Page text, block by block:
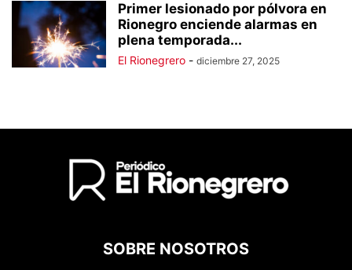
Primer lesionado por pólvora en
Rionegro enciende alarmas en
plena temporada...
El Rionegrero - diciembre 27, 2025
SOBRE NOSOTROS